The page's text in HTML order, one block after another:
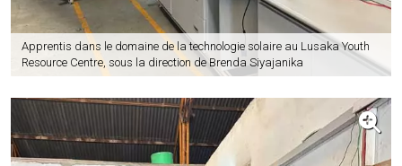
Apprentis dans le domaine de la technologie solaire au Lusaka Youth
Resource Centre, sous la direction de Brenda Siyajanika